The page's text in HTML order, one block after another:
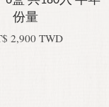
份量
2,900 TWD